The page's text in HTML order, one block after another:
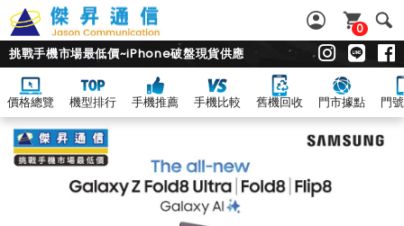
0
挑戰手機市場最低價~iPhone破盤現貨供應
價格總覽 機型排行 手機推薦 手機比較 舊機回收 門市據點 門